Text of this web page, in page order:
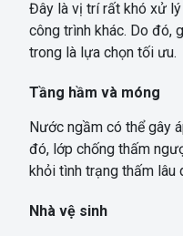
Đây là vị trí rất khó xử
công trình khác. Do đó,
trong là lựa chọn tối ưu.
Tầng hầm và móng
Nước ngầm có thể gây
đó, lớp chống thấm
khỏi tình trạng thấm lâu
Nhà vệ sinh